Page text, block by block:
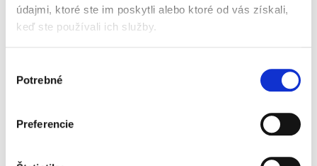
údajmi, ktoré ste im poskytli alebo ktoré od vás získali,
keď ste používali ich služby.
súhlasu
Potrebné
Preferencie
Skladujte na tmavom a chladnom mieste.
Hmotnosť:1 200 g.
Skladom
cena:
Do košíka
Skladom